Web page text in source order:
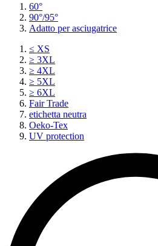
60°
90°/95°
Adatto per asciugatrice
≤ XS
≥ 3XL
≥ 4XL
≥ 5XL
≥ 6XL
Fair Trade
etichetta neutra
Oeko-Tex
UV protection